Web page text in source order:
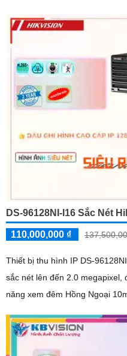
DS-96128NI-I16 Sắc Nét
110,000,000 ₫
Thiết bị thu hình IP DS-
sắc nét lên đến 2.0 megapixel, đáp
năng xem đêm Hồng Ngoại